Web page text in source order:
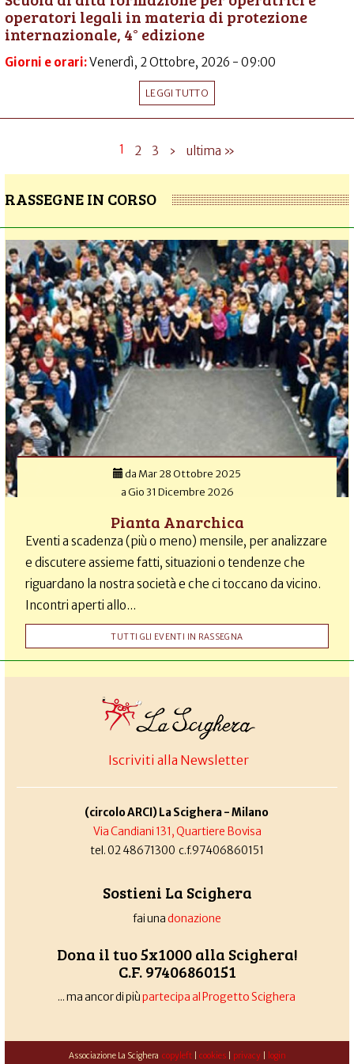
operatori legali in materia di protezione
internazionale, 4° edizione
Giorni e orari:Venerdì, 2 Ottobre, 2026 - 09:00
LEGGI TUTTO
1 2 3 › ultima »
RASSEGNE IN CORSO
da Mar 28 Ottobre 2025
aGio 31 Dicembre 2026
Pianta Anarchica
Eventi a scadenza (più o meno) mensile, per analizzare
e discutere assieme fatti, situazioni o tendenze che
riguardano la nostra società e che ci toccano da vicino.
Incontri aperti allo...
TUTTI GLI EVENTI IN RASSEGNA
Iscriviti alla Newsletter
(circolo ARCI) La Scighera - Milano
Via Candiani 131, Quartiere Bovisa
tel. 02 48671300 c.f.97406860151
Sostieni La Scighera
fai unadonazione
Dona il tuo 5x1000 alla Scighera!
C.F. 97406860151
... ma ancor di piùpartecipa al Progetto Scighera
Associazione La Scighera copyleft| cookies| privacy| login